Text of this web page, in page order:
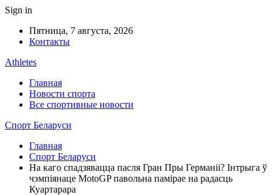
Sign in
Пятница, 7 августа, 2026
Контакты
Athletes
Главная
Новости спорта
Все спортивные новости
Спорт Беларуси
Главная
Спорт Беларуси
На каго спадзявацца пасля Гран Пры Германіі? Інтрыга ў
чэмпіянаце MotoGP павольна памірае на радасць
Куартарара